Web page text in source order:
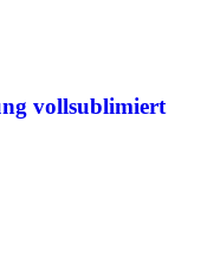
vollsublimiert